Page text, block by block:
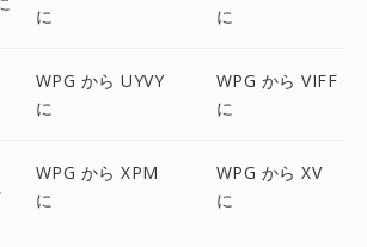
に
に
WPG から UYVY
に
WPG から VIFF
に
WPG から XPM
に
WPG から XV
に